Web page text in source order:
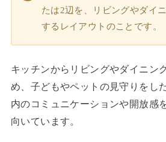
たは2辺を、リビングやダイ
するレイアウトのことです。
キッチンからリビングやダイニン
め、子どもやペットの見守りをし
内のコミュニケーションや開放感
向いています。